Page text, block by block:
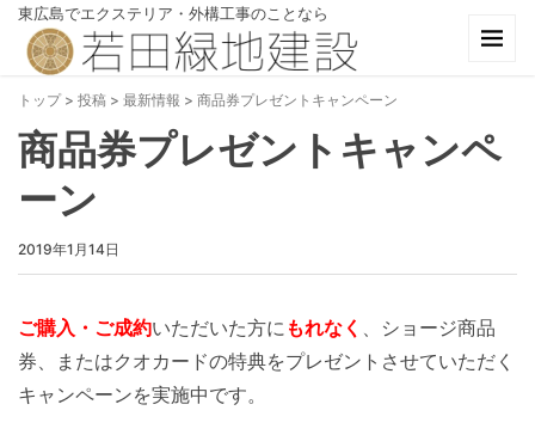
東広島でエクステリア・外構工事のことなら
トップ> 投稿 > 最新情報 > 商品券プレゼントキャンペーン
商品券プレゼントキャンペ
ーン
2019年1月14日
ご購入・ご成約いただいた方に もれなく 、ショージ商品
券、またはクオカードの特典をプレゼントさせていただく
キャンペーンを実施中です。